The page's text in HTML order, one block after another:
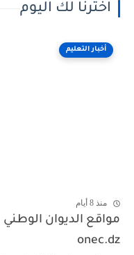
اخترنا لك اليوم
أخبار التعليم
منذ 8 أيام
onec.dz